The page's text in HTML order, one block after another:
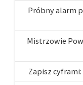
Próbny alarm
Mistrzowie
Zapisz